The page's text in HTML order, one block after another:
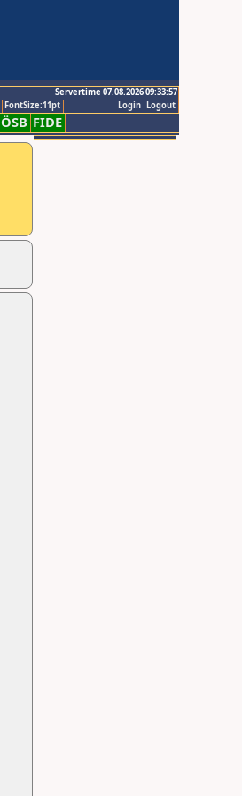
Servertime 07.08.2026 09:33:57
Logout
Login
FontSize:11pt
ÖSB FIDE